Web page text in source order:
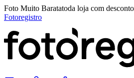
Foto Muito Baratatoda loja com
Fotoregistro